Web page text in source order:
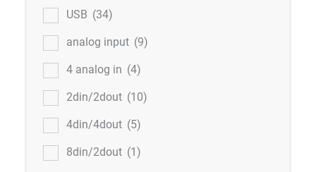
USB (34)
analog input (9)
4 analog in (4)
2din/2dout (10)
4din/4dout (5)
8din/2dout (1)